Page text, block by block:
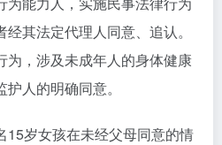
其法定代理人同意、追认。
为，涉及未成年人的身体健康
人的明确同意。
15岁女孩在未经父母同意的情